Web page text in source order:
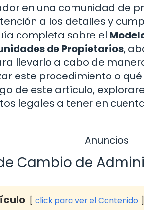
en una comunidad de
a los detalles y
completa sobre el
de Propietarios,
llevarlo a cabo de
este procedimiento o
de este artículo,
legales a tener en
Anuncios
Cambio de
click para ver el Contenido